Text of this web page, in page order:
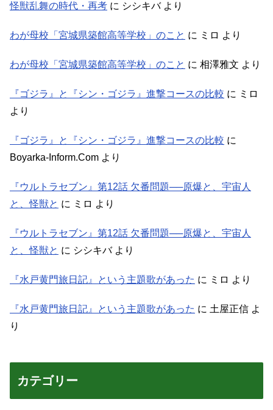
怪獣乱舞の時代・再考 に シシキバより
わが母校「宮城県築館高等学校」のこと に ミロ より
わが母校「宮城県築館高等学校」のこと に 相澤雅文 より
『ゴジラ』と『シン・ゴジラ』進撃コースの比較 に ミロ
より
『ゴジラ』と『シン・ゴジラ』進撃コースの比較 に
Boyarka-Inform.Com より
『ウルトラセブン』第12話 欠番問題──原爆と、宇宙人
と、怪獣と に ミロ より
『ウルトラセブン』第12話 欠番問題──原爆と、宇宙人
と、怪獣と に シシキバより
『水戸黄門旅日記』という主題歌があった に ミロ より
『水戸黄門旅日記』という主題歌があった に 土屋正信 よ
り
カテゴリー